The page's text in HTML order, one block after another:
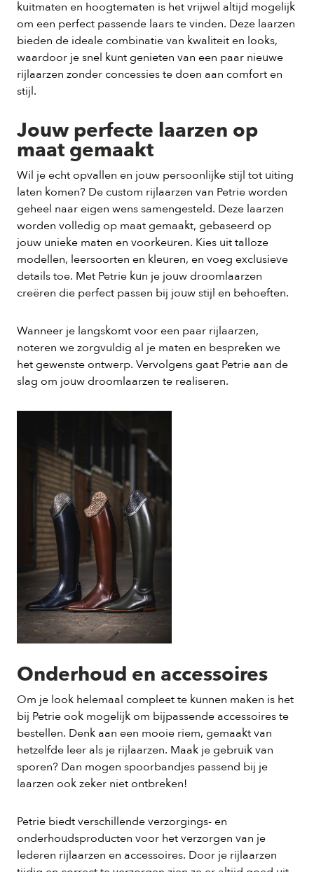
kuitmaten en hoogtematen is het vrijwel altijd mogelijk
om een perfect passende laars te vinden. Deze laarzen
bieden de ideale combinatie van kwaliteit en looks,
waardoor je snel kunt genieten van een paar nieuwe
rijlaarzen zonder concessies te doen aan comfort en
stijl.
Jouw perfecte laarzen op
maat gemaakt
Wil je echt opvallen en jouw persoonlijke stijl tot uiting
laten komen? De custom rijlaarzen van Petrie worden
geheel naar eigen wens samengesteld. Deze laarzen
worden volledig op maat gemaakt, gebaseerd op
jouw unieke maten en voorkeuren. Kies uit talloze
modellen, leersoorten en kleuren, en voeg exclusieve
details toe. Met Petrie kun je jouw droomlaarzen
creëren die perfect passen bij jouw stijl en behoeften.
Wanneer je langskomt voor een paar rijlaarzen,
noteren we zorgvuldig al je maten en bespreken we
het gewenste ontwerp. Vervolgens gaat Petrie aan de
slag om jouw droomlaarzen te realiseren.
Onderhoud en accessoires
Om je look helemaal compleet te kunnen maken is het
bij Petrie ook mogelijk om bijpassende accessoires te
bestellen. Denk aan een mooie riem, gemaakt van
hetzelfde leer als je rijlaarzen. Maak je gebruik van
sporen? Dan mogen spoorbandjes passend bij je
laarzen ook zeker niet ontbreken!
Petrie biedt verschillende verzorgings- en
onderhoudsproducten voor het verzorgen van je
lederen rijlaarzen en accessoires. Door je rijlaarzen